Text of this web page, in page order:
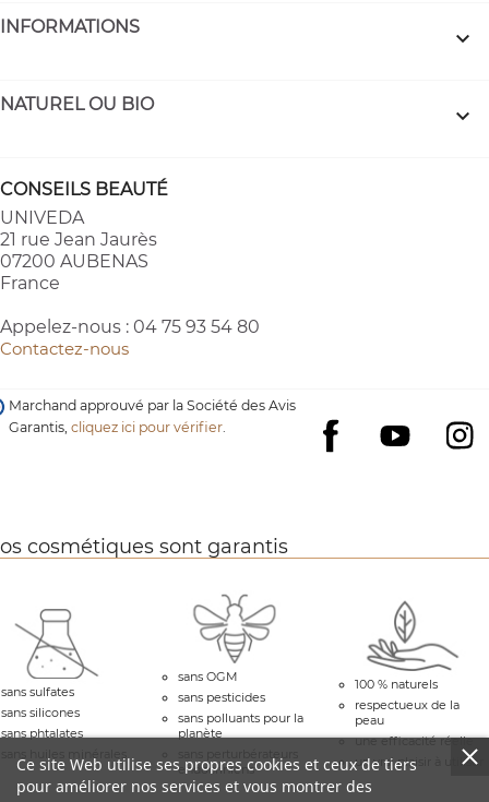
INFORMATIONS 
NATUREL OU BIO 
CONSEILS BEAUTÉ
UNIVEDA
21 rue Jean Jaurès
07200 AUBENAS
France
Appelez-nous : 04 75 93 54 80
Contactez-nous
Facebook
YouTube
Marchand approuvé par la Société des Avis
Garantis,cliquez ici pour vérifier.
Ce site Web utilise ses propres cookies et ceux de tiers
pour améliorer nos services et vous montrer des
cosmétiques sont garantis
sans sulfates
sans silicones
sans phtalates
sans OGM
sans pesticides
sans polluants pour la
planète
endocriniens
100 % naturels
respectueux de la
peau
une efficacité réelle
un vrai plaisir à utiliser